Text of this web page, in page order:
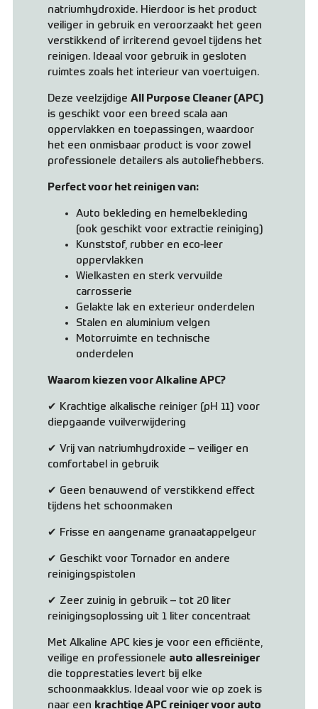
natriumhydroxide. Hierdoor is het product
veiliger in gebruik en veroorzaakt het geen
verstikkend of irriterend gevoel tijdens het
reinigen. Ideaal voor gebruik in gesloten
ruimtes zoals het interieur van voertuigen.
Deze veelzijdigeAll Purpose Cleaner (APC)
is geschikt voor een breed scala aan
oppervlakken en toepassingen, waardoor
het een onmisbaar product is voor zowel
professionele detailers als autoliefhebbers.
Perfect voor het reinigen van:
Auto bekleding en hemelbekleding
(ook geschikt voor extractie reiniging)
Kunststof, rubber en eco-leer
oppervlakken
Wielkasten en sterk vervuilde
carrosserie
Gelakte lak en exterieur onderdelen
Stalen en aluminium velgen
Motorruimte en technische
onderdelen
Waarom kiezen voor Alkaline APC?
✔ Krachtige alkalische reiniger (pH 11) voor
diepgaande vuilverwijdering
✔ Vrij van natriumhydroxide – veiliger en
comfortabel in gebruik
✔ Geen benauwend of verstikkend effect
tijdens het schoonmaken
✔ Frisse en aangename granaatappelgeur
✔ Geschikt voor Tornador en andere
reinigingspistolen
✔ Zeer zuinig in gebruik – tot 20 liter
reinigingsoplossing uit 1 liter concentraat
Met Alkaline APC kies je voor een efficiënte,
veilige en professionele auto allesreiniger
die topprestaties levert bij elke
schoonmaakklus. Ideaal voor wie op zoek is
naar een krachtige APC reiniger voor auto